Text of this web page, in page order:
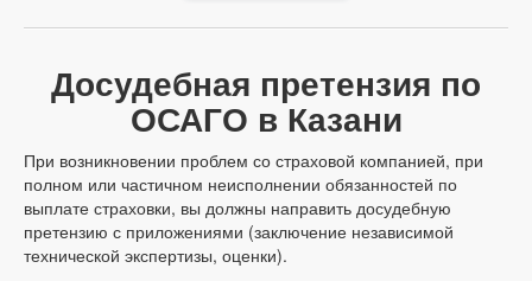
Досудебная претензия по
ОСАГО в Казани
При возникновении проблем со страховой компанией, при
полном или частичном неисполнении обязанностей по
выплате страховки, вы должны направить досудебную
претензию с приложениями (заключение независимой
технической экспертизы, оценки).